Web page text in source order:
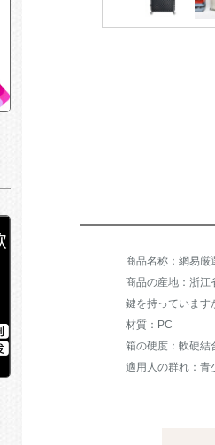
商品の産地：浙江
鍵を持っています
材質：PC
箱の硬度：軟硬結
適用人の群れ：青